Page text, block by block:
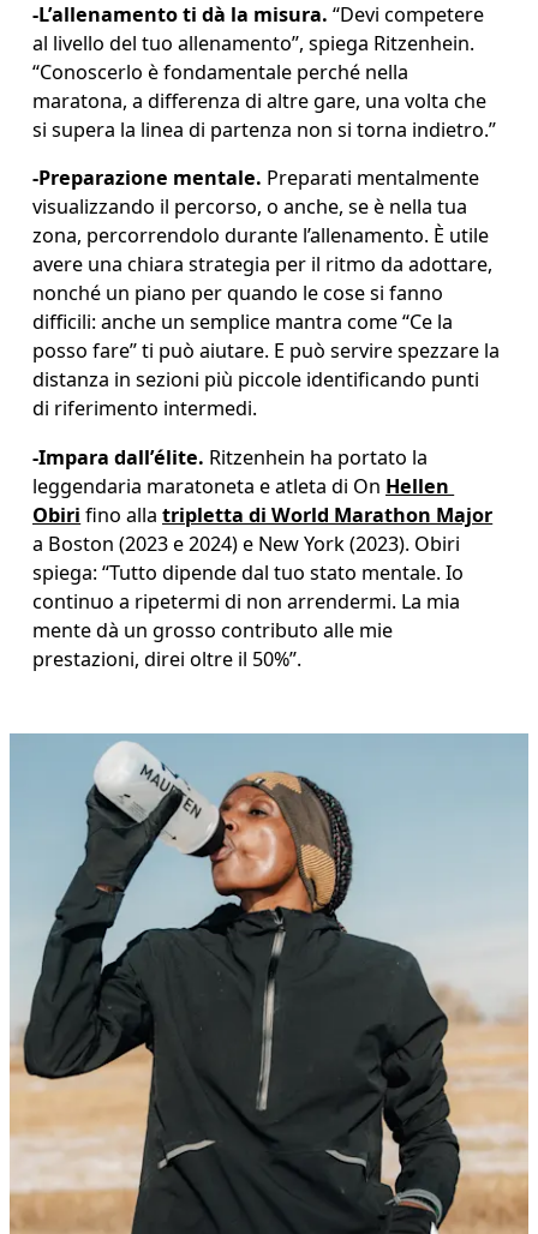
-L’allenamento ti dà la misura. “Devi competere
al livello del tuo allenamento”, spiega Ritzenhein.
“Conoscerlo è fondamentale perché nella
maratona, a differenza di altre gare, una volta che
si supera la linea di partenza non si torna indietro.”
-Preparazione mentale. Preparati mentalmente
visualizzando il percorso, o anche, se è nella tua
zona, percorrendolo durante l’allenamento. È utile
avere una chiara strategia per il ritmo da adottare,
nonché un piano per quando le cose si fanno
difficili: anche un semplice mantra come “Ce la
posso fare” ti può aiutare. E può servire spezzare la
distanza in sezioni più piccole identificando punti
di riferimento intermedi.
-Impara dall’élite. Ritzenhein ha portato la
leggendaria maratoneta e atleta di On Hellen
Obiri fino alla tripletta di World Marathon Major
a Boston (2023 e 2024) e New York (2023). Obiri
spiega: “Tutto dipende dal tuo stato mentale. Io
continuo a ripetermi di non arrendermi. La mia
mente dà un grosso contributo alle mie
prestazioni, direi oltre il 50%”.